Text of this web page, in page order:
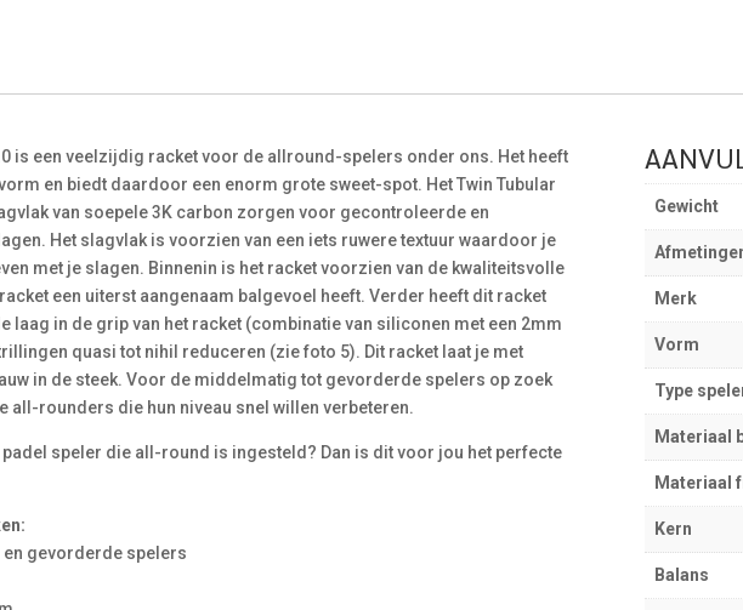
is een veelzijdig racket voor de allround-spelers onder ons. Het heeft
en biedt daardoor een enorm grote sweet-spot. Het Twin Tubular
van soepele 3K carbon zorgen voor gecontroleerde en
Het slagvlak is voorzien van een iets ruwere textuur waardoor je
met je slagen. Binnenin is het racket voorzien van de kwaliteitsvolle
een uiterst aangenaam balgevoel heeft. Verder heeft dit racket
laag in de grip van het racket (combinatie van siliconen met een 2mm
quasi tot nihil reduceren (zie foto 5). Dit racket laat je met
in de steek. Voor de middelmatig tot gevorderde spelers op zoek
all-rounders die hun niveau snel willen verbeteren.
speler die all-round is ingesteld? Dan is dit voor jou het perfecte
en gevorderde spelers
Gewicht
Merk
Vorm
Type
Materiaal
Materiaal
Kern
Balans